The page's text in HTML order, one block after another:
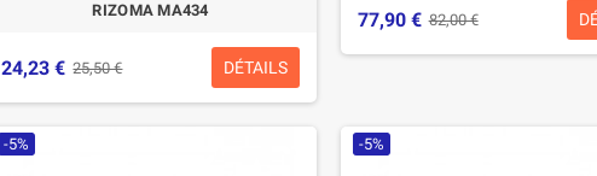
RIZOMA MA434
24,23 € 25,50 € DÉTAILS
77,90 € 82,00 €
-5% -5%